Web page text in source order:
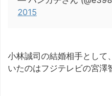
2015
小林誠司の結婚相手として
いたのはフジテレビの宮澤